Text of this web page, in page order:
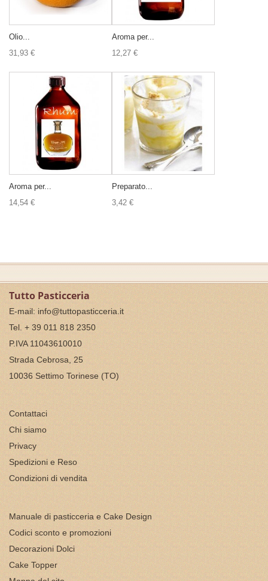
Olio...
31,93 €
Aroma per...
12,27 €
Aroma per...
14,54 €
Preparato...
3,42 €
Tutto Pasticceria
E-mail: info@tuttopasticceria.it
Tel. + 39 011 818 2350
P.IVA 11043610010
Strada Cebrosa, 25
10036 Settimo Torinese (TO)
Contattaci
Chi siamo
Privacy
Spedizioni e Reso
Condizioni di vendita
Manuale di pasticceria e Cake Design
Codici sconto e promozioni
Decorazioni Dolci
Cake Topper